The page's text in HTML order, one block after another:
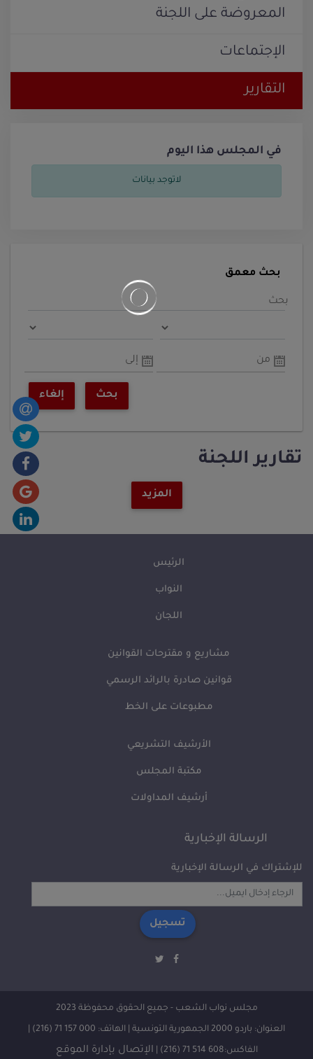
المعروضة على اللجنة
الإجتماعات
التقارير
في المجلس هذا اليوم
لاتوجد بيانات
بحث معمق
بحث
من إلى
بحث إلغاء
تقارير اللجنة
المزيد
الرئيس
النواب
اللجان
مشاريع و مقترحات القوانين
قوانين صادرة بالرائد الرسمي
مطبوعات على الخط
الأرشيف التشريعي
مكتبة المجلس
أرشيف المداولات
الرسالة الإخبارية
للإشتراك في الرسالة الإخبارية
تسجيل
مجلس نواب الشعب - جميع الحقوق محفوظة 2023
العنوان: باردو 2000 الجمهورية التونسية | الهاتف: 000 157 71 (216) |
الفاكس:608 514 71 (216) | الإتصال بإدارة الموقع